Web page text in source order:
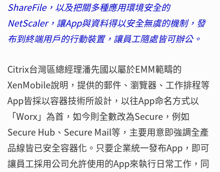
ShareFile，以及把關多種應用環境安全的
NetScaler，讓App與資料得以安全無虞的機制，發
布到終端用戶的行動裝置，讓員工隨處皆可辦公。
Citrix台灣區總經理潘先國以屬於EMM範疇的
XenMobile說明，提供的郵件、瀏覽器、工作排程等
App皆採以容器技術所設計，以往App命名方式以
「Worx」為首，如今則全數改為Secure，例如
Secure Hub、Secure Mail等，主要用意即強調全產
品線皆已安全容器化。只要企業統一發布App，即可
讓員工採用公司允許使用的App來執行日常工作，同